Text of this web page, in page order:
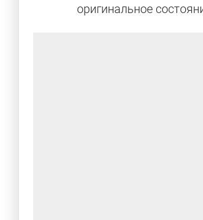
оригинальное